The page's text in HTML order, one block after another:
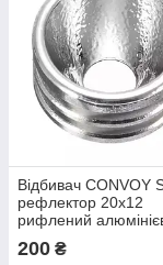
Відбивач CONVOY
рефлектор 20х12
рифлений
текстурований
5050 LED
200 ₴